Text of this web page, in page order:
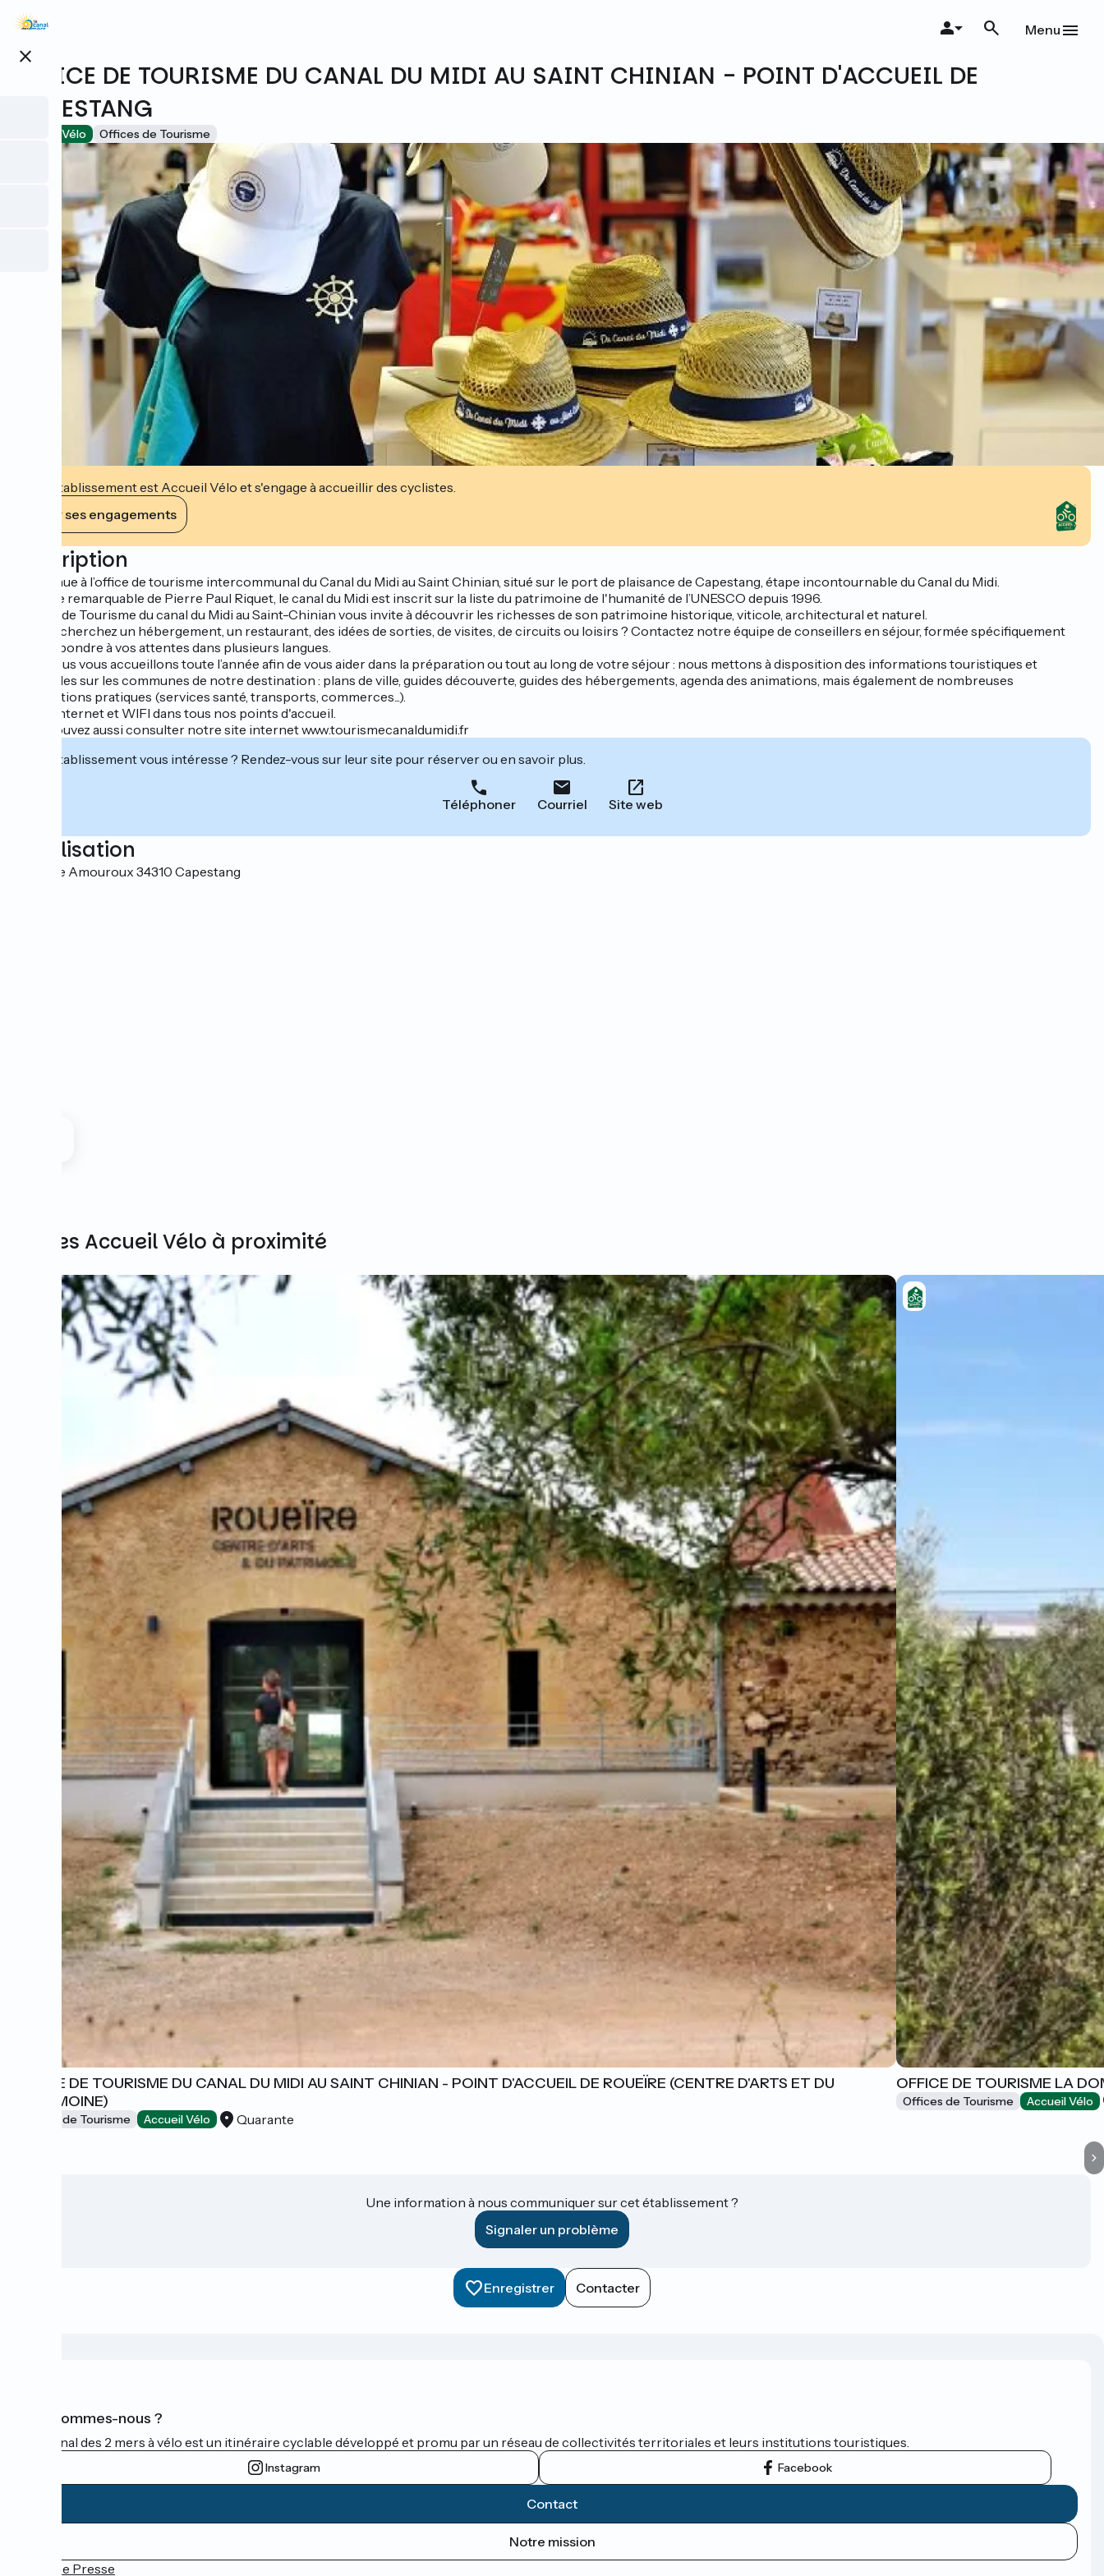
Aller
principal
close
Menu
OFFICE DE TOURISME DU CANAL DU MIDI AU SAINT CHINIAN - POINT D'ACCUEIL DE
CAPESTANG
Accueil Vélo Offices de Tourisme
Cet établissement est Accueil Vélo et s'engage à accueillir des cyclistes.
Voir ses engagements
Description
Bienvenue à l’office de tourisme intercommunal du Canal du Midi au Saint Chinian, situé sur le port de plaisance de Capestang, étape incontournable du Canal du Midi.
Ouvrage remarquable de Pierre Paul Riquet, le canal du Midi est inscrit sur la liste du patrimoine de l'humanité de l’UNESCO depuis 1996.
L'Office de Tourisme du canal du Midi au Saint-Chinian vous invite à découvrir les richesses de son patrimoine historique, viticole, architectural et naturel.
Vous recherchez un hébergement, un restaurant, des idées de sorties, de visites, de circuits ou loisirs ? Contactez notre équipe de conseillers en séjour, formée spécifiquement
pour répondre à vos attentes dans plusieurs langues.
Nous vous vous accueillons toute l’année afin de vous aider dans la préparation ou tout au long de votre séjour : nous mettons à disposition des informations touristiques et
culturelles sur les communes de notre destination : plans de ville, guides découverte, guides des hébergements, agenda des animations, mais également de nombreuses
informations pratiques (services santé, transports, commerces...).
Accès internet et WIFI dans tous nos points d'accueil.
Vous pouvez aussi consulter notre site internet www.tourismecanaldumidi.fr
Cet établissement vous intéresse ? Rendez-vous sur leur site pour réserver ou en savoir plus.
Téléphoner Courriel Site web
Localisation
Quai Elie Amouroux 34310 Capestang
Autres Accueil Vélo à proximité
OFFICE DE TOURISME DU CANAL DU MIDI AU SAINT CHINIAN - POINT D'ACCUEIL DE ROUEÏRE (CENTRE D'ARTS ET DU
PATRIMOINE)
Offices de Tourisme Accueil Vélo Quarante
OFFICE DE TOURISME LA
Offices de Tourisme Accueil Vélo
Une information à nous communiquer sur cet établissement ?
Signaler un problème
Enregistrer Contacter
Qui sommes-nous ?
Le Canal des 2 mers à vélo est un itinéraire cyclable développé et promu par un réseau de collectivités territoriales et leurs institutions touristiques.
Instagram Facebook
Contact
Notre mission
Espace Presse